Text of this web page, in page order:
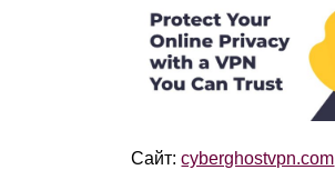
Сайт:cyberghostvpn.com